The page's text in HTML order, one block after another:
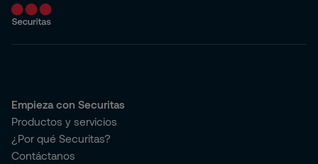
Empieza con Securitas
Productos y servicios
¿Por qué Securitas?
Contáctanos